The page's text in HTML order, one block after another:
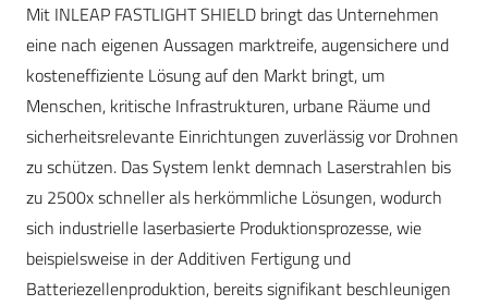
Mit INLEAP FASTLIGHT SHIELD bringt das Unternehmen
eine nach eigenen Aussagen marktreife, augensichere und
kosteneffiziente Lösung auf den Markt bringt, um
Menschen, kritische Infrastrukturen, urbane Räume und
sicherheitsrelevante Einrichtungen zuverlässig vor Drohnen
zu schützen. Das System lenkt demnach Laserstrahlen bis
zu 2500x schneller als herkömmliche Lösungen, wodurch
sich industrielle laserbasierte Produktionsprozesse, wie
beispielsweise in der Additiven Fertigung und
Batteriezellenproduktion, bereits signifikant beschleunigen